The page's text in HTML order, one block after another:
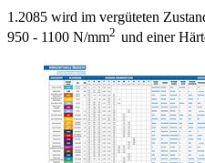
1.2085 wird im vergüteten
950 - 1100 N/mm2 und einer